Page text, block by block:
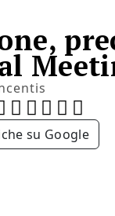
su Google